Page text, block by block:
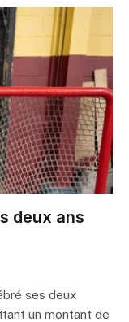
deux ans
ses deux
un montant de